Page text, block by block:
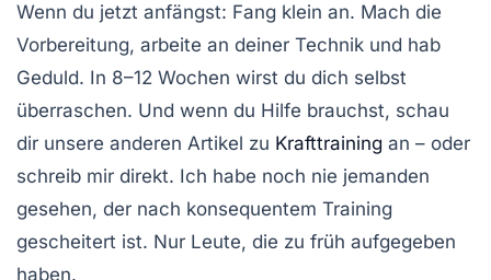
Wenn du jetzt anfängst: Fang klein an. Mach die
Vorbereitung, arbeite an deiner Technik und hab
Geduld. In 8–12 Wochen wirst du dich selbst
überraschen. Und wenn du Hilfe brauchst, schau
dir unsere anderen Artikel zu Krafttraining an – oder
schreib mir direkt. Ich habe noch nie jemanden
gesehen, der nach konsequentem Training
gescheitert ist. Nur Leute, die zu früh aufgegeben
haben.